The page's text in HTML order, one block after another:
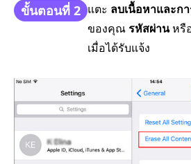
ขั้นตอนที่ 2 แตะ ลบเนื้อหาและก
ของคุณรหัสผ่านหรื
เมื่อได้รับแจ้ง